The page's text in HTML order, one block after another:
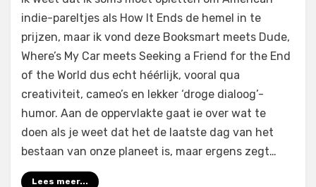
indie-pareltjes als How It Ends de hemel in te
prijzen, maar ik vond deze Booksmart meets Dude,
Where’s My Car meets Seeking a Friend for the End
of the World dus echt héérlijk, vooral qua
creativiteit, cameo’s en lekker ‘droge dialoog’-
humor. Aan de oppervlakte gaat ie over wat te
doen als je weet dat het de laatste dag van het
bestaan van onze planeet is, maar ergens zegt…
Lees meer...